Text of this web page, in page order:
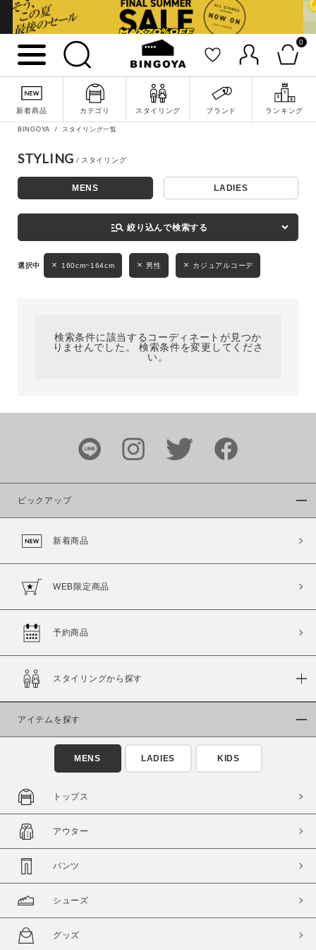
0
新着商品 カテゴリ スタイリング ブランド ランキング
詳細検索
LADIES
カラー
価格
～
商品タイプ
通常商品 予約商品
在庫
在庫あり 在庫なし含む
BINGOYA スタイリング一覧
STYLING
MENS LADIES
manage_search 絞り込んで検索する
160cm~164cm 男性 カジュアルコーデ
検索条件に該当するコーディネートが見つか
りませんでした。 検索条件を変更してくださ
い。
ピックアップ
新着商品
WEB限定商品
予約商品
スタイリングから探す
アイテムを探す
MENS LADIES KIDS
トップス
アウター
パンツ
シューズ
グッズ